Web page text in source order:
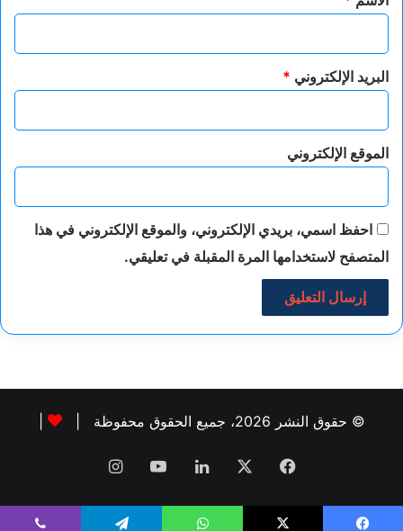
البريد الإلكتروني *
الموقع الإلكتروني
احفظ اسمي، بريدي الإلكتروني، والموقع الإلكتروني في هذا
المتصفح لاستخدامها المرة المقبلة في تعليقي.
© حقوق النشر 2026، جميع الحقوق محفوظة |
فيسبوك لينكدإن‫YouTubeانستقرام